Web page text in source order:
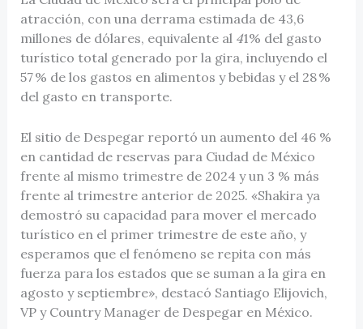
atracción, con una derrama estimada de 43,6
millones de dólares, equivalente al 41% del gasto
turístico total generado por la gira, incluyendo el
57 % de los gastos en alimentos y bebidas y el 28 %
del gasto en transporte.
El sitio de Despegar reportó un aumento del 46 %
en cantidad de reservas para Ciudad de México
frente al mismo trimestre de 2024 y un 3 % más
frente al trimestre anterior de 2025. «Shakira ya
demostró su capacidad para mover el mercado
turístico en el primer trimestre de este año, y
esperamos que el fenómeno se repita con más
fuerza para los estados que se suman a la gira en
agosto y septiembre», destacó Santiago Elijovich,
VP y Country Manager de Despegar en México.